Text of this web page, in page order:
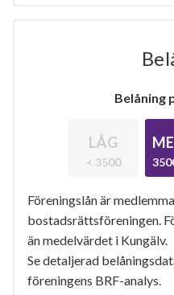
Belåning
LÅG
< 3500
Föreningslån är
bostadsrättsföreningen.
än medelvärdet i Kungälv.
Se detaljerad
föreningens BRF-analys.